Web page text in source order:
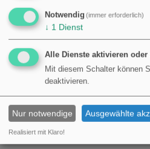
KREUZMEISSEL JMP
€9,50
Notwendig (immer erforderlich)
↓ 1 Dienst
Alle Dienste aktivieren oder
Mit diesem Schalter können
deaktivieren.
Nur notwendige Ausgewählte
Realisiert mit Klaro!